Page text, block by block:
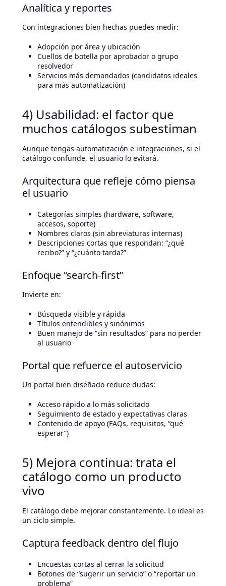
Analítica y reportes
Con integraciones bien hechas puedes medir:
Adopción por área y ubicación
Cuellos de botella por aprobador o grupo
resolvedor
Servicios más demandados (candidatos ideales
para más automatización)
4) Usabilidad: el factor que
muchos catálogos subestiman
Aunque tengas automatización e integraciones, si el
catálogo confunde, el usuario lo evitará.
Arquitectura que refleje cómo piensa
el usuario
Categorías simples (hardware, software,
accesos, soporte)
Nombres claros (sin abreviaturas internas)
Descripciones cortas que respondan: “¿qué
recibo?” y “¿cuánto tarda?”
Enfoque “search-first”
Invierte en:
Búsqueda visible y rápida
Títulos entendibles y sinónimos
Buen manejo de “sin resultados” para no perder
al usuario
Portal que refuerce el autoservicio
Un portal bien diseñado reduce dudas:
Acceso rápido a lo más solicitado
Seguimiento de estado y expectativas claras
Contenido de apoyo (FAQs, requisitos, “qué
esperar”)
5) Mejora continua: trata el
catálogo como un producto
vivo
El catálogo debe mejorar constantemente. Lo ideal es
un ciclo simple.
Captura feedback dentro del flujo
Encuestas cortas al cerrar la solicitud
Botones de “sugerir un servicio” o “reportar un
problema”